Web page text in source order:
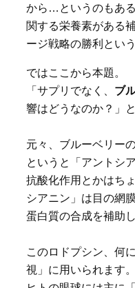
から…というのもあ
関する栄養素がある
ージ戦略の勝利とい
ではここから本題。
「サプリでなく、 ブ
響はどうなのか？」
元々、ブルーベリー
というと「アントシ
抗酸化作用とかはち
シアニン」は目の網
蛋白質の合成を補助し
このロドプシン、何
視」に用いられます。